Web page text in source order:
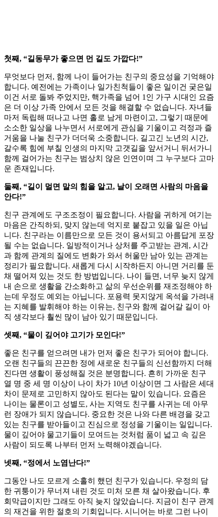
첫째, “길동무가 좋으면 먼 길도 가깝다!”
무엇보다 먼저, 함께 나이 들어가는 친구의 중요성을 기억해야
합니다. 예전에는 가족이나 일가친척들이 좋은 일이건 궂은일
이건 서로 돌봐 주었지만, 핵가족을 넘어 1인 가구 시대인 요즘
은 더 이상 가족 안에서 모든 것을 해결할 수 없습니다. 자녀들
마저 독립해 떠나고 나면 홀로 남게 마련이고, 그렇기 때문에
소소한 일상을 나누면서 서로에게 관심을 기울이고 걱정과 즐
거움을 나눌 친구가 더더욱 소중합니다. 길고긴 노년의 시간,
갈수록 힘에 부칠 인생의 마지막 고갯길을 앞서거니 뒤서가니
함께 걸어가는 친구는 범상치 않은 인연이며 그 누구보다 고마
운 존재입니다.
둘째, “길이 멀면 말의 힘을 알고, 날이 오래면 사람의 마음을
안다!”
친구 관계에도 구조조정이 필요합니다. 사람을 귀하게 여기는
마음은 간직하되, 맞지 않는데 억지로 붙잡고 있을 일은 아닙
니다. 친구라는 이름만으로 모든 것이 용서되고 아름답게 포장
될 수는 없습니다. 일방적이거나 상처를 주고받는 관계, 시간
과 함께 관계의 질에도 변화가 와서 허울만 남아 있는 관계는
정리가 필요합니다. 새롭게 다시 시작하든지 아니면 거리를 둔
채 떨어져 있는 것도 한 방법입니다. 나이 들면, 너무 늦지 않게
내 손으로 생활을 간소화하고 삶의 우선순위를 재조정해야 하
는데 우정도 예외는 아닙니다. 포용력 못지않게 옥석을 가려내
는 지혜를 발휘해야 하는 이유는, 친구와 함께 걸어갈 길이 아
직 생각보다 훨씬 많이 남아 있기 때문입니다.
셋째, “물이 깊어야 고기가 모인다!”
좋은 친구를 얻으려면 내가 먼저 좋은 친구가 되어야 합니다.
오랜 친구들의 끈끈한 정에 새로운 친구들의 신선함까지 더해
진다면 생활이 풍성해질 것은 분명합니다. 흔히 가까운 친구
열 명 중 세 명 이상이 나이 차가 10년 이상이면 그 사람은 세대
차이 문제로 고민하지 않아도 된다는 말이 있습니다. 요즘은
나이는 물론이고 성별도, 사는 지역도 친구를 사귀는 데 아무
런 장애가 되지 않습니다. 중요한 것은 나와 다른 배경을 갖고
있는 친구를 받아들이고 진심으로 정성을 기울이는 일입니다.
물이 깊어야 물고기들이 모여드는 것처럼 품이 넓고 속 깊은
사람이 되도록 나부터 먼저 노력해야겠습니다.
넷째, “정에서 노염난다!”
그동안 나도 모르게 소홀히 했던 친구가 있습니다. 우정의 담
한 귀퉁이가 무너져 내린 것도 미처 모른 채 살아왔습니다. 후
회막급이지만 그래도 아직 늦지 않았습니다. 지금이 친구 관계
의 재건을 위한 절호의 기회입니다. 시니어는 바로 그런 나이